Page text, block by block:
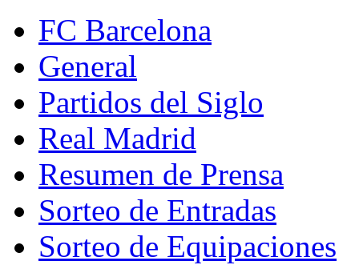
FC Barcelona
General
Partidos del Siglo
Real Madrid
Resumen de Prensa
Sorteo de Entradas
Sorteo de Equipaciones